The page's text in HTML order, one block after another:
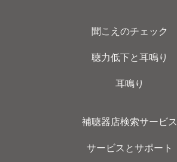
聞こえのチェック
聴力低下と耳鳴り
耳鳴り
補聴器店検索サービス
サービスとサポート